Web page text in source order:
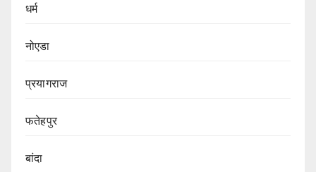
धर्म
नोएडा
प्रयागराज
फतेहपुर
बांदा